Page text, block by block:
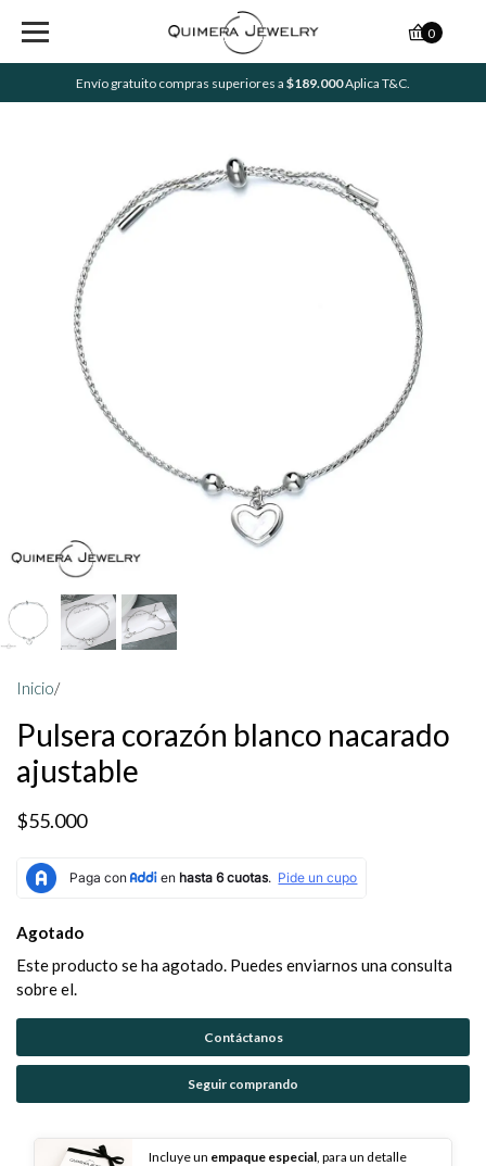
Envío gratuito compras superiores a $189.000Aplica T&C.
0
Inicio/
Pulsera corazón blanco nacarado
ajustable
$55.000
Agotado
Este producto se ha agotado. Puedes enviarnos una consulta
sobre el.
Contáctanos
Seguir comprando
Incluye un empaque especial , para un detalle